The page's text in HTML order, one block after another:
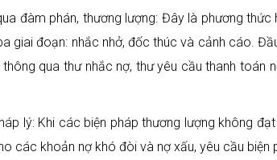
đàm phán, thương lượng: Đây là phương
giai đoạn: nhắc nhở, đốc thúc và cảnh cáo.
qua thư nhắc nợ, thư yêu cầu thanh toán
lý: Khi các biện pháp thương lượng không
các khoản nợ khó đòi và nợ xấu, yêu cầu